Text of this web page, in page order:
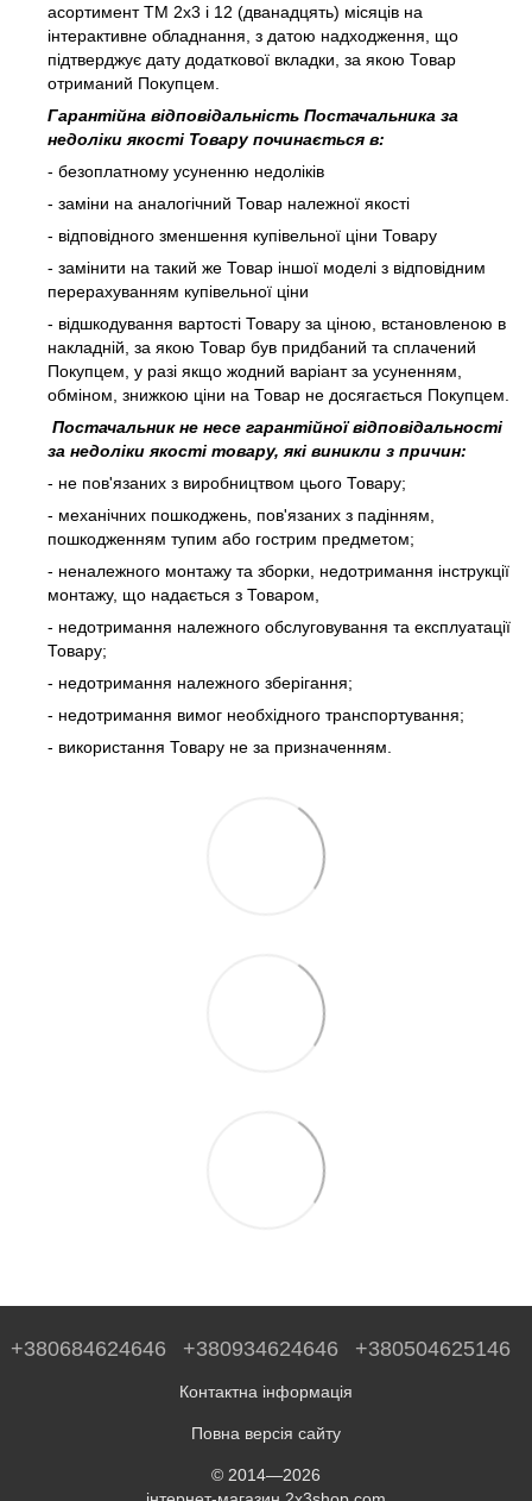
асортимент ТМ 2х3 і 12 (дванадцять) місяців на
інтерактивне обладнання, з датою надходження, що
підтверджує дату додаткової вкладки, за якою Товар
отриманий Покупцем.
Гарантійна відповідальність Постачальника за
недоліки якості Товару починається в:
- безоплатному усуненню недоліків
- заміни на аналогічний Товар належної якості
- відповідного зменшення купівельної ціни Товару
- замінити на такий же Товар іншої моделі з відповідним
перерахуванням купівельної ціни
- відшкодування вартості Товару за ціною, встановленою в
накладній, за якою Товар був придбаний та сплачений
Покупцем, у разі якщо жодний варіант за усуненням,
обміном, знижкою ціни на Товар не досягається Покупцем.
Постачальник не несе гарантійної відповідальності
за недоліки якості товару, які виникли з причин:
- не пов'язаних з виробництвом цього Товару;
- механічних пошкоджень, пов'язаних з падінням,
пошкодженням тупим або гострим предметом;
- неналежного монтажу та зборки, недотримання інструкції
монтажу, що надається з Товаром,
- недотримання належного обслуговування та експлуатації
Товару;
- недотримання належного зберігання;
- недотримання вимог необхідного транспортування;
- використання Товару не за призначенням.
+380684624646 +380934624646 +380504625146
Контактна інформація
Повна версія сайту
© 2014—2026